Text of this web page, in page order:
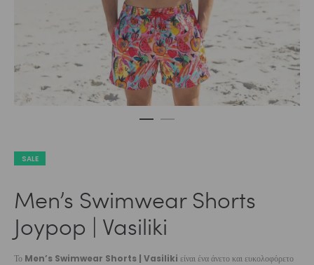
SALE
Men’s Swimwear Shorts
Joypop | Vasiliki
Το Men’s Swimwear Shorts | Vasiliki είναι ένα άνετο και ευκολοφόρετο